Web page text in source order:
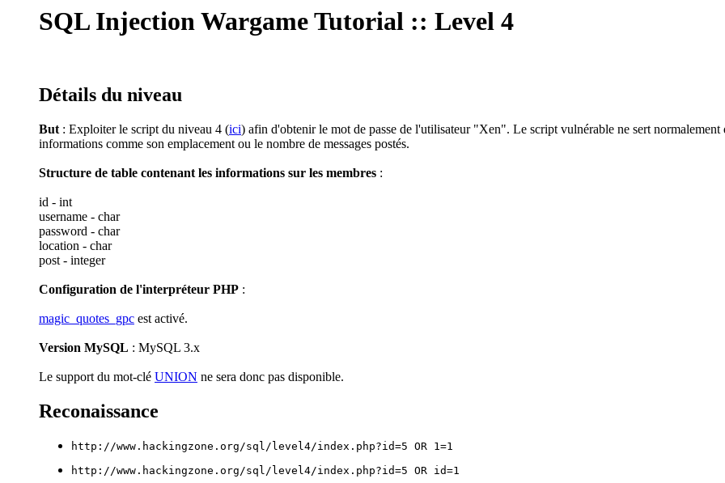
SQL Injection Wargame Tutorial :: Level 4
Détails du niveau
But : Exploiter le script du niveau 4 (ici) afin d'obtenir le mot de passe de l'utilisateur "Xen". Le script vulnérable ne sert
informations comme son emplacement ou le nombre de messages postés.
Structure de table contenant les informations sur les membres :
id - int
username - char
password - char
location - char
post - integer
Configuration de l'interpréteur PHP :
magic_quotes_gpc est activé.
Version MySQL : MySQL 3.x
Le support du mot-clé UNION ne sera donc pas disponible.
Reconaissance